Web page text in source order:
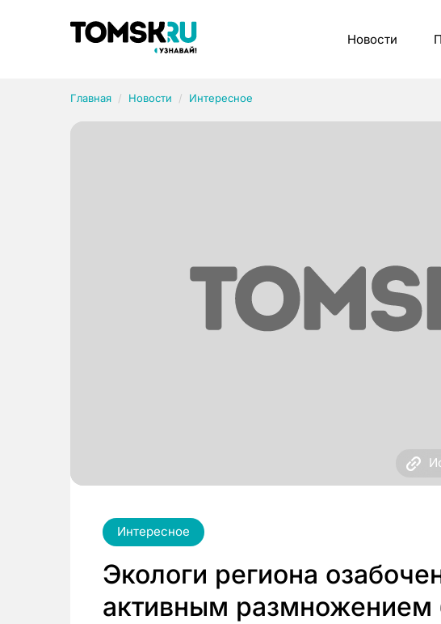
Новости
Главная Новости Интересное
Интересное
Экологи региона
активным размножением
Рубрики